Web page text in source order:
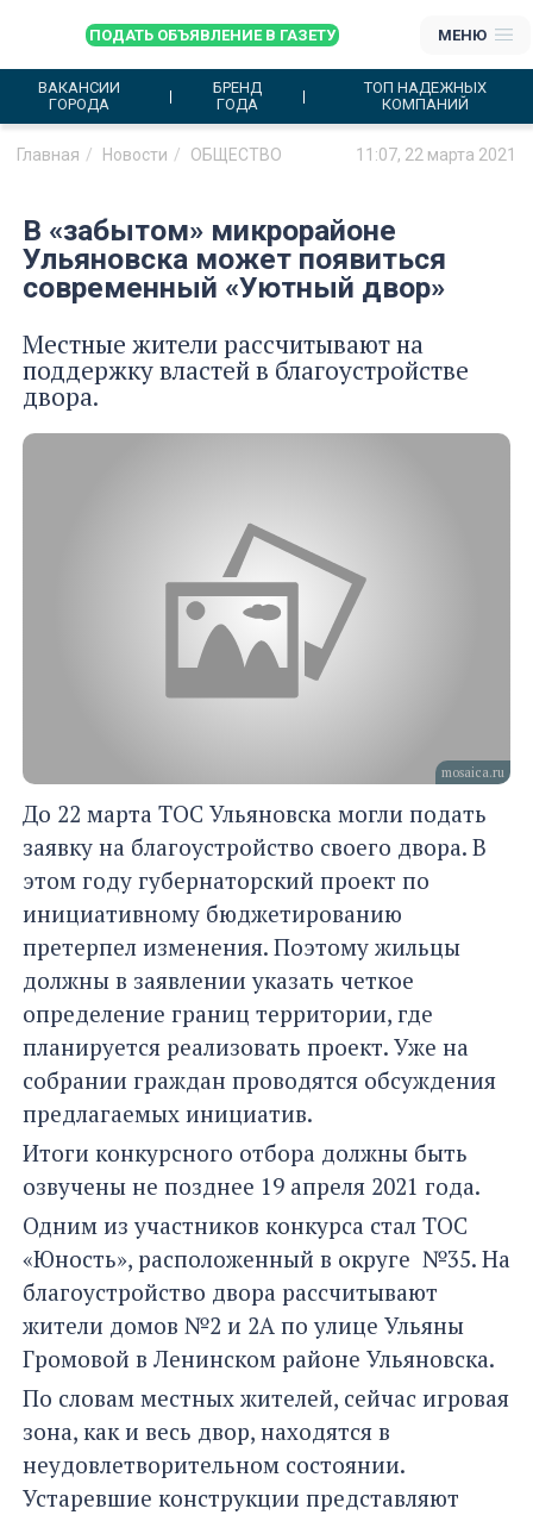
ПОДАТЬ ОБЪЯВЛЕНИЕ В ГАЗЕТУ МЕНЮ
ВАКАНСИИ
ГОРОДА
БРЕНД
ГОДА
ТОП НАДЕЖНЫХ
КОМПАНИЙ
Главная Новости ОБЩЕСТВО 11:07, 22 марта 2021
В «забытом» микрорайоне
Ульяновска может появиться
современный «Уютный двор»
Местные жители рассчитывают на
поддержку властей в благоустройстве
двора.
mosaica.ru
До 22 марта ТОС Ульяновска могли подать
заявку на благоустройство своего двора. В
этом году губернаторский проект по
инициативному бюджетированию
претерпел изменения. Поэтому жильцы
должны в заявлении указать четкое
определение границ территории, где
планируется реализовать проект. Уже на
собрании граждан проводятся обсуждения
предлагаемых инициатив.
Итоги конкурсного отбора должны быть
озвучены не позднее 19 апреля 2021 года.
Одним из участников конкурса стал ТОС
«Юность», расположенный в округе №35. На
благоустройство двора рассчитывают
жители домов №2 и 2А по улице Ульяны
Громовой в Ленинском районе Ульяновска.
По словам местных жителей, сейчас игровая
зона, как и весь двор, находятся в
неудовлетворительном состоянии.
Устаревшие конструкции представляют